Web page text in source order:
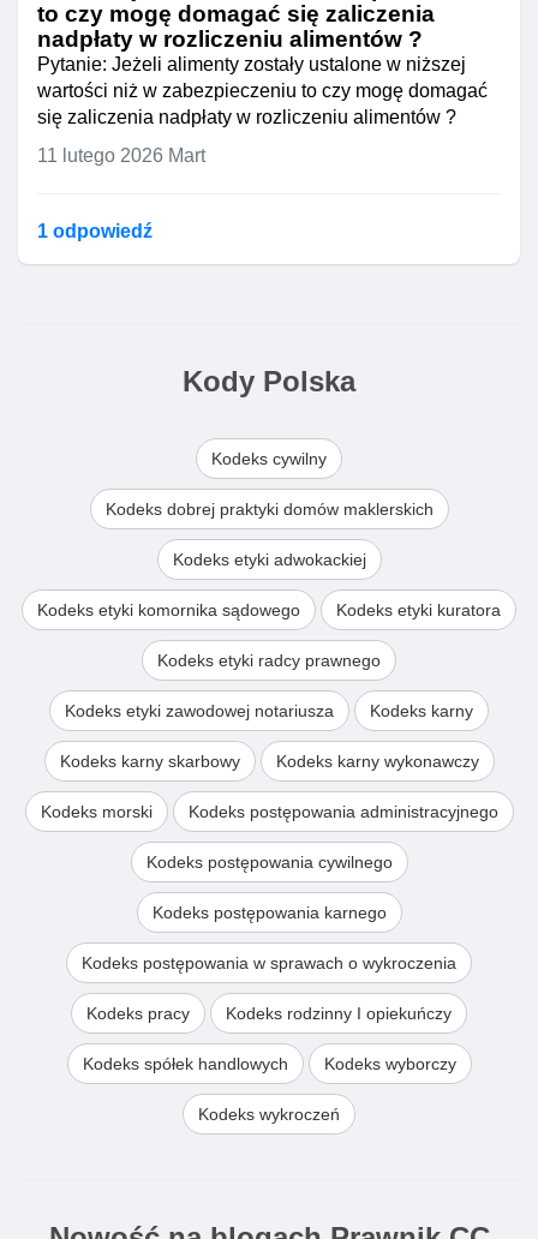
to czy mogę domagać się zaliczenia
nadpłaty w rozliczeniu alimentów ?
Pytanie: Jeżeli alimenty zostały ustalone w niższej
wartości niż w zabezpieczeniu to czy mogę domagać
się zaliczenia nadpłaty w rozliczeniu alimentów ?
11 lutego 2026 Mart
1 odpowiedź
Kody Polska
Kodeks cywilny
Kodeks dobrej praktyki domów maklerskich
Kodeks etyki adwokackiej
Kodeks etyki komornika sądowego Kodeks etyki kuratora
Kodeks etyki radcy prawnego
Kodeks etyki zawodowej notariusza Kodeks karny
Kodeks karny skarbowy Kodeks karny wykonawczy
Kodeks morski Kodeks postępowania administracyjnego
Kodeks postępowania cywilnego
Kodeks postępowania karnego
Kodeks postępowania w sprawach o wykroczenia
Kodeks pracy Kodeks rodzinny I opiekuńczy
Kodeks spółek handlowych Kodeks wyborczy
Kodeks wykroczeń